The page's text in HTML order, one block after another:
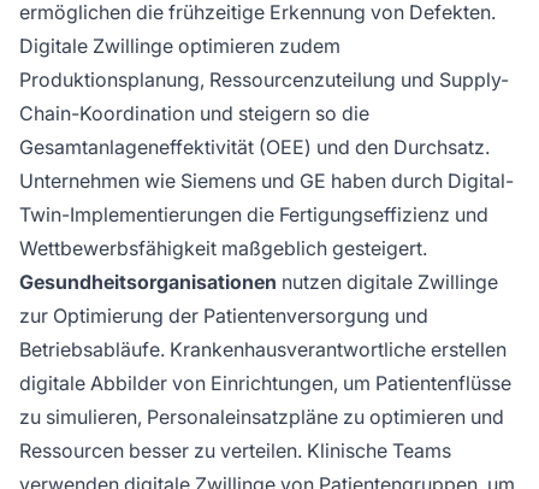
ermöglichen die frühzeitige Erkennung von Defekten.
Digitale Zwillinge optimieren zudem
Produktionsplanung, Ressourcenzuteilung und Supply-
Chain-Koordination und steigern so die
Gesamtanlageneffektivität (OEE) und den Durchsatz.
Unternehmen wie Siemens und GE haben durch Digital-
Twin-Implementierungen die Fertigungseffizienz und
Wettbewerbsfähigkeit maßgeblich gesteigert.
Gesundheitsorganisationen nutzen digitale Zwillinge
zur Optimierung der Patientenversorgung und
Betriebsabläufe. Krankenhausverantwortliche erstellen
digitale Abbilder von Einrichtungen, um Patientenflüsse
zu simulieren, Personaleinsatzpläne zu optimieren und
Ressourcen besser zu verteilen. Klinische Teams